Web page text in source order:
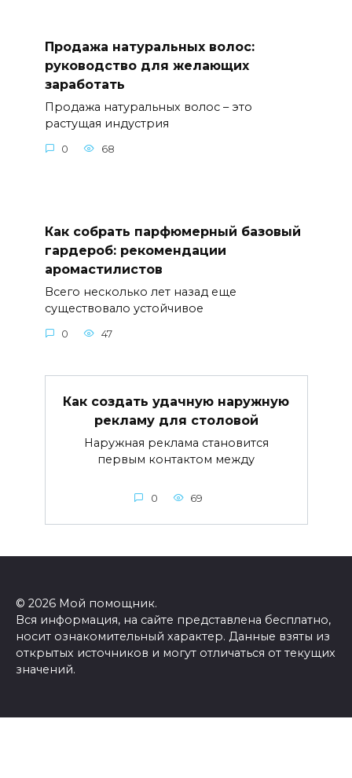
Продажа натуральных волос:
руководство для желающих
заработать
Продажа натуральных волос – это
растущая индустрия
0 68
Как собрать парфюмерный базовый
гардероб: рекомендации
аромастилистов
Всего несколько лет назад еще
существовало устойчивое
0 47
Как создать удачную наружную
рекламу для столовой
Наружная реклама становится
первым контактом между
0 69
© 2026 Мой помощник.
Вся информация, на сайте представлена бесплатно,
носит ознакомительный характер. Данные взяты из
открытых источников и могут отличаться от текущих
значений.